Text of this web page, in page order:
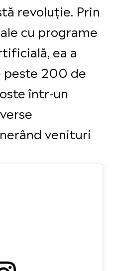
revoluție. Prin
cu programe
ea a
peste 200 de
într-un
venituri